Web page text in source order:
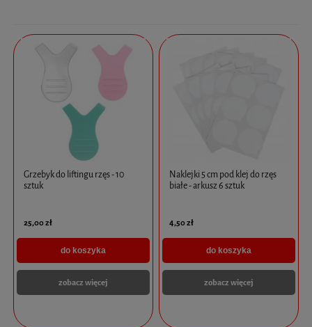
Grzebyk do liftingu rzęs - 10
sztuk
25,00 zł
do koszyka
zobacz więcej
Naklejki 5 cm pod klej do rzęs
białe - arkusz 6 sztuk
4,50 zł
do koszyka
zobacz więcej